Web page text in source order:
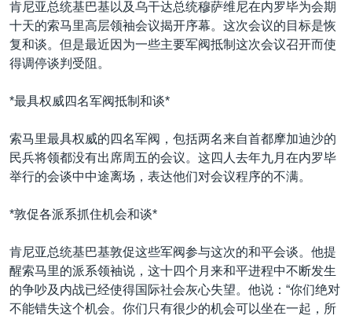
导
航
检
索
最新国际新闻
印太
中东
欧洲
美洲
全球议题
分类新闻
经济·金融·贸易
人权·法律·宗教
科教·文娱·体健
劳工
环境
美中关系
热点专题
白宫要闻
美中关系
美国建国250周年
埃博拉疫情
美国之音专访
重要讲话与声明
台海两岸关系
VOA视频
VOA今日焦点
中文广播
其他语言网站
肯尼亚总统基巴基以及乌干达总统穆萨维尼在内罗毕为会期
十天的索马里高层领袖会议揭开序幕。这次会议的目标是恢
复和谈。但是最近因为一些主要军阀抵制这次会议召开而使
得调停谈判受阻。
*最具权威四名军阀抵制和谈*
索马里最具权威的四名军阀，包括两名来自首都摩加迪沙的
民兵将领都没有出席周五的会议。这四人去年九月在内罗毕
举行的会谈中中途离场，表达他们对会议程序的不满。
*敦促各派系抓住机会和谈*
肯尼亚总统基巴基敦促这些军阀参与这次的和平会谈。他提
醒索马里的派系领袖说，这十四个月来和平进程中不断发生
的争吵及内战已经使得国际社会灰心失望。他说：“你们绝对
不能错失这个机会。你们只有很少的机会可以坐在一起，所